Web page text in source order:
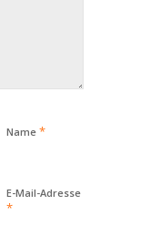
Name *
E-Mail-Adresse
*